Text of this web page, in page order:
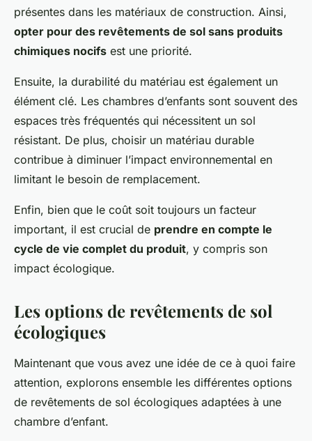
présentes dans les matériaux de construction. Ainsi,
opter pour des revêtements de sol sans produits
chimiques nocifs est une priorité.
Ensuite, la durabilité du matériau est également un
élément clé. Les chambres d’enfants sont souvent des
espaces très fréquentés qui nécessitent un sol
résistant. De plus, choisir un matériau durable
contribue à diminuer l’impact environnemental en
limitant le besoin de remplacement.
Enfin, bien que le coût soit toujours un facteur
important, il est crucial de prendre en compte le
cycle de vie complet du produit, y compris son
impact écologique.
Les options de revêtements de sol
écologiques
Maintenant que vous avez une idée de ce à quoi faire
attention, explorons ensemble les différentes options
de revêtements de sol écologiques adaptées à une
chambre d’enfant.